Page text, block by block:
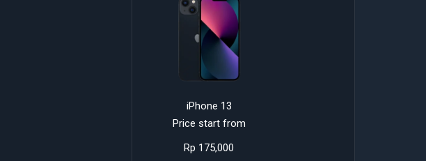
iPhone 13
Price start from
Rp 175,000